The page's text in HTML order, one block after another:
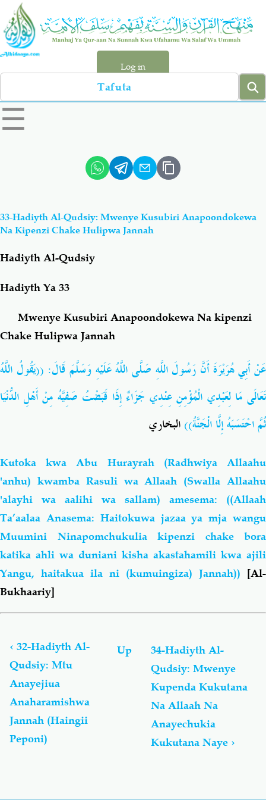
Skip
main
content
Log in
Search
left
sidebar
☰
Hadiyth
Aqiydah Manhaj
Shirki & Kufru
Salaf Wa Ummah
Fiqh-Ibaadah
Fataawa Za Ulamaa Kauli Za Salaf
Akhlaaq-Aadaab Raqaaiq
Chemsha Bongo Vitabu
Mapishi
33-Hadiyth Al-Qudsiy: Mwenye Kusubiri Anapoondokewa
Na Kipenzi Chake Hulipwa Jannah
Hadiyth Al-Qudsiy
Hadiyth Ya 33
Mwenye Kusubiri Anapoondokewa Na kipenzi
Chake Hulipwa Jannah
عَنْ أَبِي هُرَيْرَةَ أَنَّ رَسُولَ اللَّهِ صَلَّى اللَّهُ عَلَيْهِ وَسَلَّمَ قَالَ: ((يَقُولُ اللَّهُ
تَعَالَى مَا لِعَبْدِي الْمُؤْمِنِ عِنْدِي جَزَاءٌ إِذَا قَبَضْتُ صَفِيَّهُ مِنْ أَهْلِ الدُّنْيَا
ثُمَّ احْتَسَبَهُ إِلَّا الْجَنَّةُ))البخاري
Kutoka kwa Abu Hurayrah (Radhwiya Allaahu
'anhu) kwamba Rasuli wa Allaah (Swalla Allaahu
'alayhi wa aalihi wa sallam) amesema: ((Allaah
Ta’aalaa Anasema: Haitokuwa jazaa ya mja wangu
Muumini Ninapomchukulia kipenzi chake bora
katika ahli wa duniani kisha akastahamili kwa ajili
Yangu, haitakua ila ni (kumuingiza) Jannah)) [Al-
Bukhaariy]
links
for
Al-
Ahaadiyth
Al-
‹ 32-Hadiyth Al-
Qudsiy: Mtu
Anayejiua
Anaharamishwa
Jannah (Haingii
Peponi)
Up
34-Hadiyth Al-
Qudsiy: Mwenye
Kupenda Kukutana
Na Allaah Na
Anayechukia
Kukutana Naye ›